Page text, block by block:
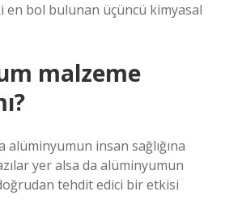
en bol bulunan üçüncü kimyasal
malzeme
alüminyumun insan sağlığına
yer alsa da alüminyumun
tehdit edici bir etkisi